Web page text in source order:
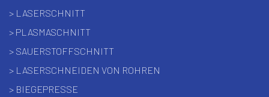
> LASERSCHNITT
> PLASMASCHNITT
> SAUERSTOFFSCHNITT
> LASERSCHNEIDEN VON ROHREN
> BIEGEPRESSE